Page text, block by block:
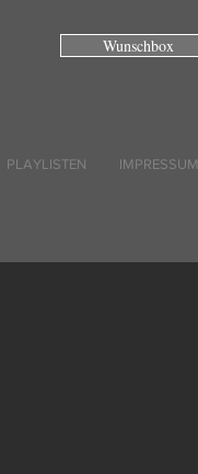
Wunschbox
PLAYLISTEN IMPRESSUM